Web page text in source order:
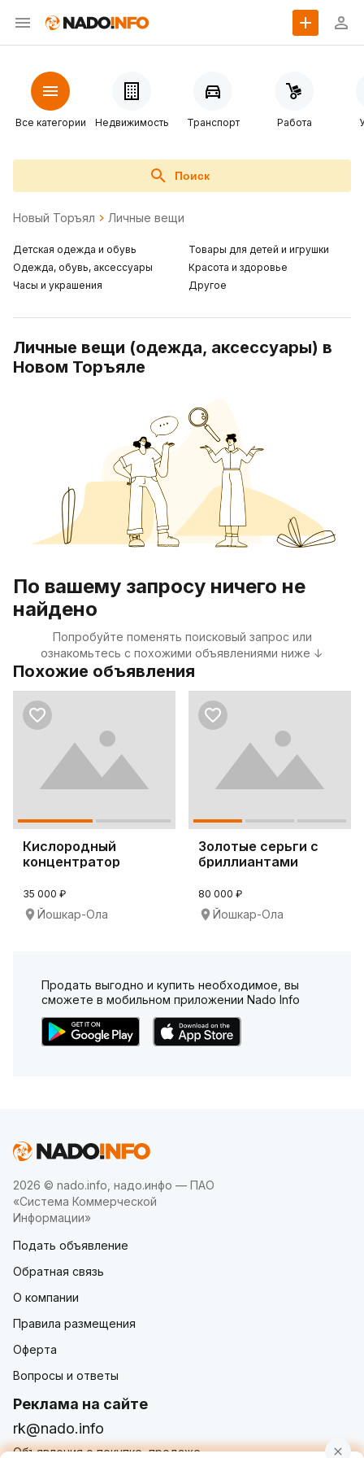
Все категории Недвижимость Транспорт Работа
Поиск
Новый Торъял Личные вещи
Детская одежда и обувь
Одежда, обувь, аксессуары
Часы и украшения
Товары для детей и игрушки
Красота и здоровье
Другое
Личные вещи (одежда, аксессуары) в
Новом Торъяле
По вашему запросу ничего не
найдено
Попробуйте поменять поисковый запрос или
ознакомьтесь с похожими объявлениями ниже ↓
Похожие объявления
Кислородный
концентратор
35 000 ₽
Йошкар-Ола
Золотые серьги с
бриллиантами
80 000 ₽
Йошкар-Ола
Продать выгодно и купить необходимое, вы
сможете в мобильном приложении Nado Info
2026 © nado.info, надо.инфо — ПАО
«Система Коммерческой
Информации»
Подать объявление
Обратная связь
О компании
Правила размещения
Оферта
Вопросы и ответы
Реклама на сайте
rk@nado.info
Объявления о покупке, продаже,